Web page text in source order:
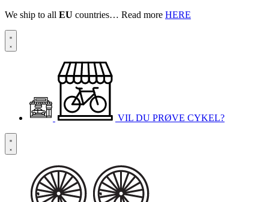
We ship to all EU countries… Read more HERE
VIL DU PRØVE CYKEL?